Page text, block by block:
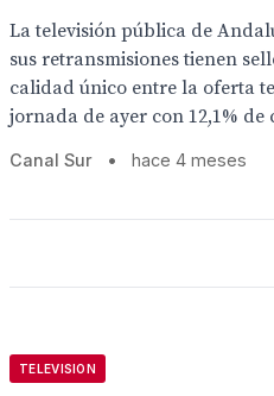
La televisión pública de
sus retransmisiones tienen
calidad único entre la oferta
jornada de ayer con 12,1% de
Canal Sur • hace 4 meses
TELEVISION